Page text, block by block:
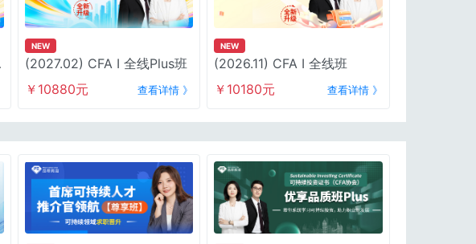
NEW
(2027.02) CFA I 全线Plus班
￥10880元
查看详情 》
NEW
(2026.11) CFA I 全线班
￥10180元
查看详情 》